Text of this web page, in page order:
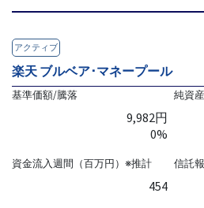
アクティブ
楽天 ブルベア･マネープール
基準価額/騰落
9,982円
0%
純資
資金流入週間（百万円）※推計
454
信託